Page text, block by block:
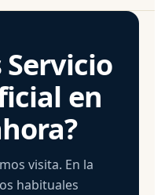
Servicio
en
visita. En la
habituales